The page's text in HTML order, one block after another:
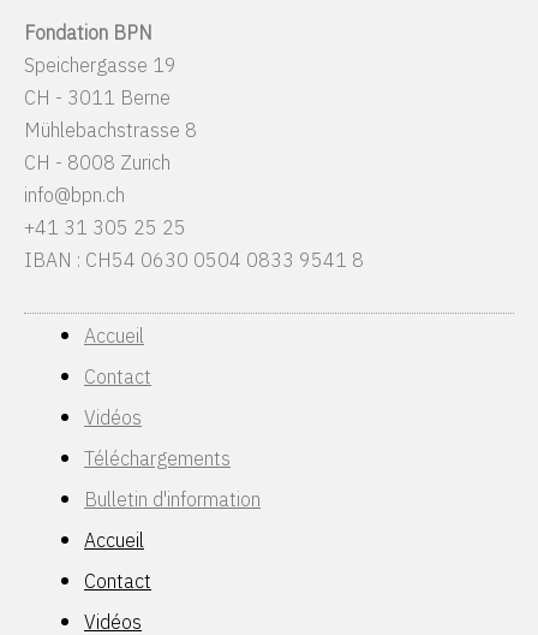
Fondation BPN
Speichergasse 19
CH - 3011 Berne
Mühlebachstrasse 8
CH - 8008 Zurich
info@bpn.ch
+41 31 305 25 25
IBAN : CH54 0630 0504 0833 9541 8
Accueil
Contact
Vidéos
Téléchargements
Bulletin d'information
Accueil
Contact
Vidéos